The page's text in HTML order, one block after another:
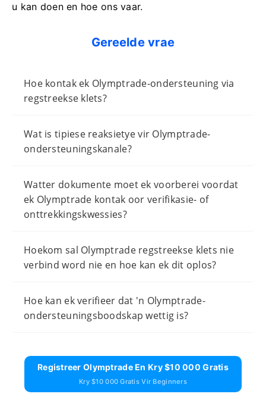
u kan doen en hoe ons vaar.
Gereelde vrae
Hoe kontak ek Olymptrade-ondersteuning via
regstreekse klets?
Wat is tipiese reaksietye vir Olymptrade-
ondersteuningskanale?
Watter dokumente moet ek voorberei voordat
ek Olymptrade kontak oor verifikasie- of
onttrekkingskwessies?
Hoekom sal Olymptrade regstreekse klets nie
verbind word nie en hoe kan ek dit oplos?
Hoe kan ek verifieer dat 'n Olymptrade-
ondersteuningsboodskap wettig is?
Registreer Olymptrade En Kry $10 000 Gratis
Kry $10 000 Gratis Vir Beginners